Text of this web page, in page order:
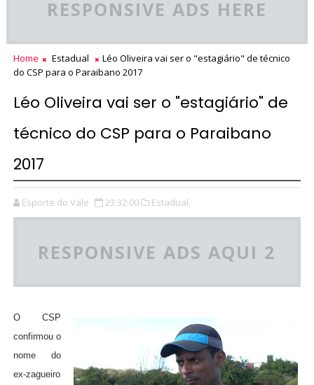
RESPONSIVE ADS HERE
Home Estadual
Léo Oliveira vai ser o "estagiário" de técnico
do CSP para o Paraibano 2017
Léo Oliveira vai ser o "estagiário" de
técnico do CSP para o Paraibano
2017
Esporte do Vale 23:32:00 Estadual,
RESPONSIVE ADS AQUI 2
O CSP
confirmou o
nome do
ex-zagueiro